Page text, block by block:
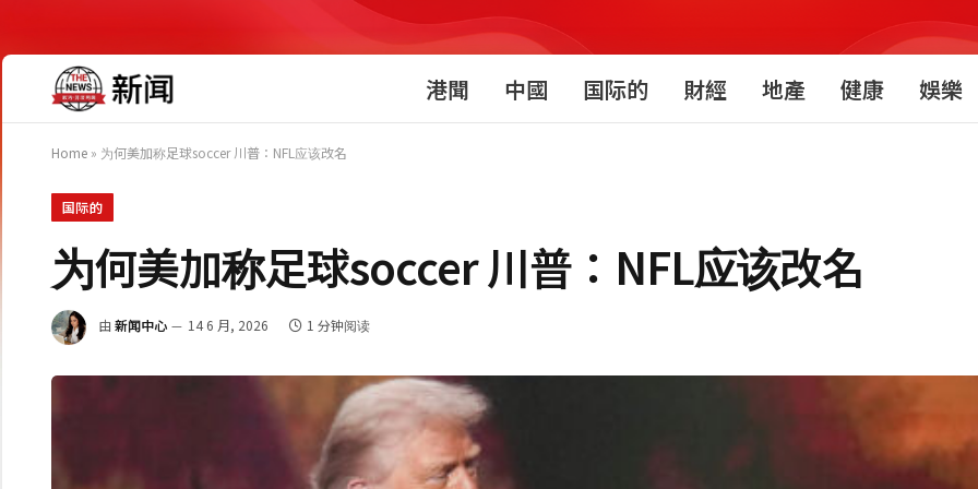
港聞 中國 国际的 財經 地產 健康 娛樂
Home » 为何美加称足球soccer 川普：NFL应该改名
国际的
为何美加称足球soccer 川普：NFL应该改名
由 新闻中心 14 6 月, 2026 1 分钟阅读